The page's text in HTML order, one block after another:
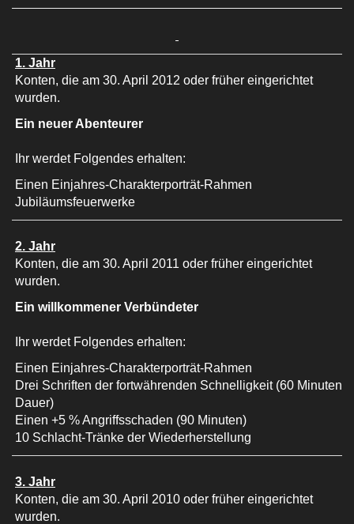
1. Jahr
Konten, die am 30. April 2012 oder früher eingerichtet
wurden.
Ein neuer Abenteurer
Ihr werdet Folgendes erhalten:
Einen Einjahres-Charakterporträt-Rahmen
Jubiläumsfeuerwerke
2. Jahr
Konten, die am 30. April 2011 oder früher eingerichtet
wurden.
Ein willkommener Verbündeter
Ihr werdet Folgendes erhalten:
Einen Einjahres-Charakterporträt-Rahmen
Drei Schriften der fortwährenden Schnelligkeit (60 Minuten
Dauer)
Einen +5 % Angriffsschaden (90 Minuten)
10 Schlacht-Tränke der Wiederherstellung
3. Jahr
Konten, die am 30. April 2010 oder früher eingerichtet
wurden.